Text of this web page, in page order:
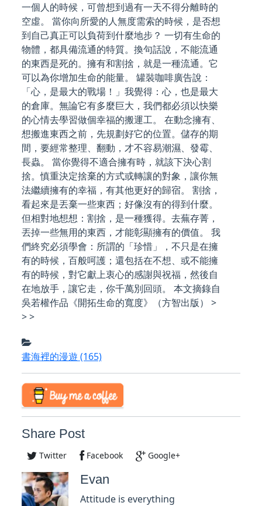
一個人的時候，可曾想到過有一天不得分離時的
空虛。 當你向所愛的人無度需索的時候，是否想
到自己真正可以負荷到什麼地步？ 一切有生命的
物體，都具備流通的特質。換句話說，不能流通
的東西是死的。擁有和割捨，就是一種流通。它
可以為你增加生命的能量。 罐裝咖啡廣告說：
「心，是最大的戰場！」我覺得：心，也是最大
的倉庫。無論它有多麼巨大，我們都必須以快樂
的心情去學習做個幸福的搬運工。 在動念擁有、
想搬進東西之前，先規劃好它的位置。儲存的期
間，要經常整理、翻動，才不容易潮濕、發霉、
長蟲。 當你覺得不適合擁有時，就該下決心割
捨。慎重決定捨棄的方式或轉讓的對象，讓你無
法繼續擁有的幸福，有其他更好的歸宿。 割捨，
看起來是丟棄一些東西；好像沒有的得到什麼。
但相對地想想：割捨，是一種獲得。去蕪存菁，
丟掉一些無用的東西，才能彰顯擁有的價值。 我
們終究必須學會：所謂的「珍惜」，不只是在擁
有的時候，百般呵護；還包括在不想、或不能擁
有的時候，對它獻上衷心的感謝與祝福，然後自
在地放手，讓它走，你千萬別回頭。 本文摘錄自
吳若權作品《開拓生命的寬度》（方智出版） >
> >
書海裡的漫遊 (165)
Share Post
Twitter Facebook Google+
Evan
Attitude is everything